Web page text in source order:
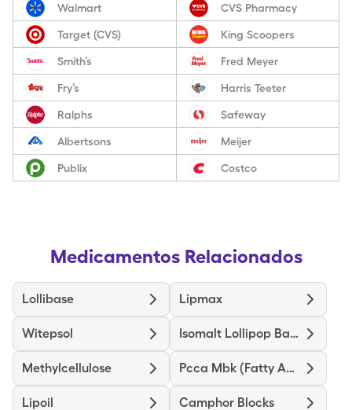
Walmart CVS Pharmacy
Target (CVS) King Scoopers
Smith’s Fred Meyer
Fry’s Harris Teeter
Ralphs Safeway
Albertsons Meijer
Publix Costco
Medicamentos Relacionados
Lollibase Lipmax
Witepsol Isomalt Lollipop Base
Methylcellulose Pcca Mbk (Fatty Acid) Base
Lipoil Camphor Blocks